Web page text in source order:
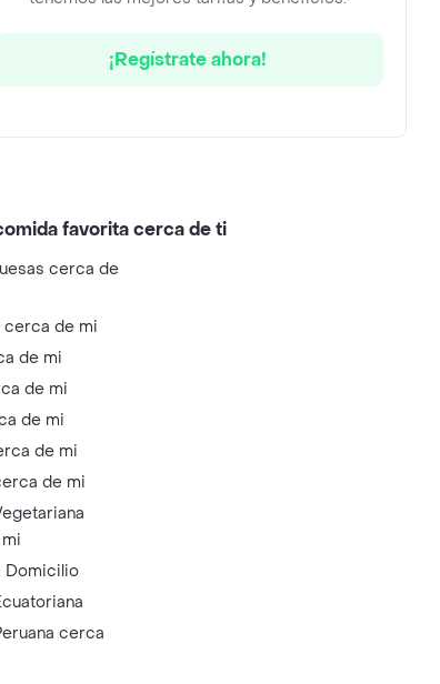
¡Regístrate ahora!
favorita cerca de ti
cerca de
cerca de mi
de mi
de mi
de mi
de mi
de mi
Domicilio
cerca